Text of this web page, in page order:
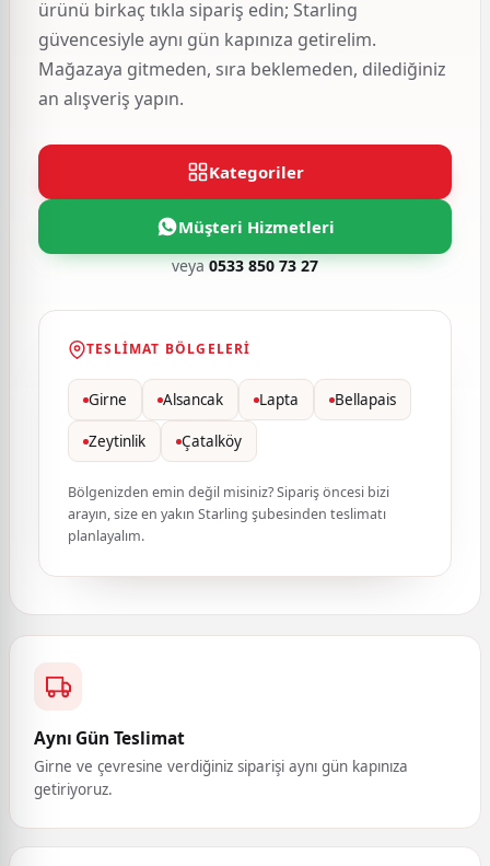
ürünü birkaç tıkla sipariş edin; Starling
güvencesiyle aynı gün kapınıza getirelim.
Mağazaya gitmeden, sıra beklemeden, dilediğiniz
an alışveriş yapın.
Kategoriler
Müşteri Hizmetleri
veya0533 850 73 27
TESLIMAT BÖLGELERI
Girne Alsancak Lapta Bellapais
Zeytinlik Çatalköy
Bölgenizden emin değil misiniz? Sipariş öncesi bizi
arayın, size en yakın Starling şubesinden teslimatı
planlayalım.
Aynı Gün Teslimat
Girne ve çevresine verdiğiniz siparişi aynı gün kapınıza
getiriyoruz.